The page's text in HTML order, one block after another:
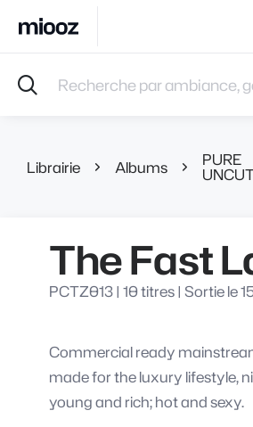
Accueil
Musiques
Playlists
Connexion
Librairie Albums PURE
The Fast
PCTZ013| 10 titres| Sortie le
Commercial ready
made for the luxury lifestyle,
young and rich; hot and sexy.